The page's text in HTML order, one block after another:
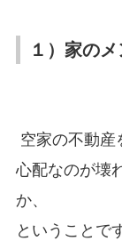
１）家の
空家の不動産
心配なのが壊
か、
ということで